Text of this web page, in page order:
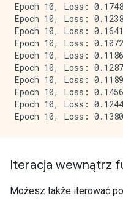
Epoch 10, Loss:
Epoch 10, Loss:
Epoch 10, Loss:
Epoch 10, Loss:
Epoch 10, Loss:
Epoch 10, Loss:
Epoch 10, Loss:
Epoch 10, Loss:
Epoch 10, Loss:
Iteracja wewnątrz
Możesz także iterować